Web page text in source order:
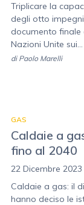
Triplicare la
degli otto
documento finale
Nazioni Unite sui...
di Paolo Marelli
GAS
Caldaie a
fino al 2040
22 Dicembre 2023
Caldaie a gas: il
hanno deciso le